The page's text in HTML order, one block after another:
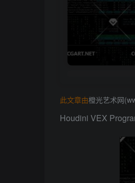
此文章由橙光艺术网
Houdini VEX